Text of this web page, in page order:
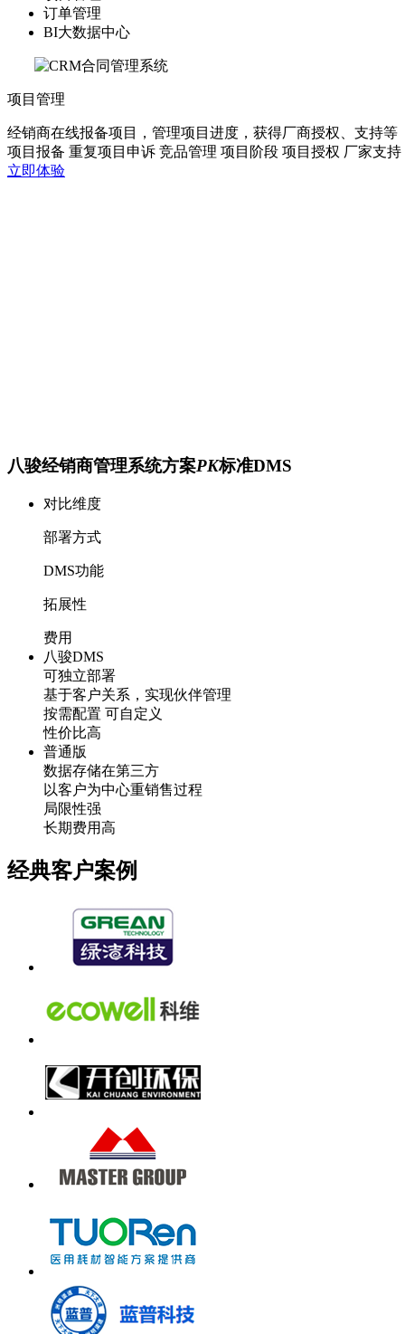
订单管理
BI大数据中心
项目管理
经销商在线报备项目，管理项目进度，获得厂商授权、支持等
项目报备 重复项目申诉 竞品管理 项目阶段 项目授权 厂家支持
立即体验
八骏经销商管理系统方案PK标准DMS
对比维度
部署方式
DMS功能
拓展性
费用
八骏DMS
可独立部署
基于客户关系，实现伙伴管理
按需配置 可自定义
性价比高
普通版
数据存储在第三方
以客户为中心重销售过程
局限性强
长期费用高
经典客户案例